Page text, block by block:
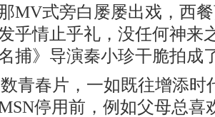
MV式旁白屡屡出戏，西
乎情止乎礼，没任何神来
捕》导演秦小珍干脆拍成
青春片，一如既往增添时
停用前，例如父母总喜